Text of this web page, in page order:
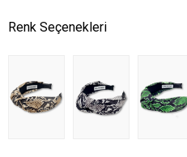
Renk Seçenekleri